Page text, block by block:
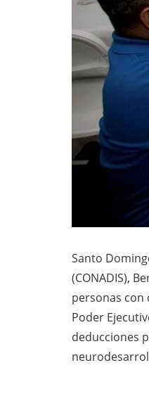
Santo
(CONADIS),
personas con
Poder
deducciones